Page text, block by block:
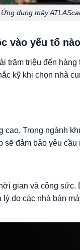
Ứng dụng máy
vào yếu tố
trăm triệu đến
kỹ khi chọn nhà
cao. Trong ngành
sẽ đảm bảo yêu
gian và công
do các nhà bán